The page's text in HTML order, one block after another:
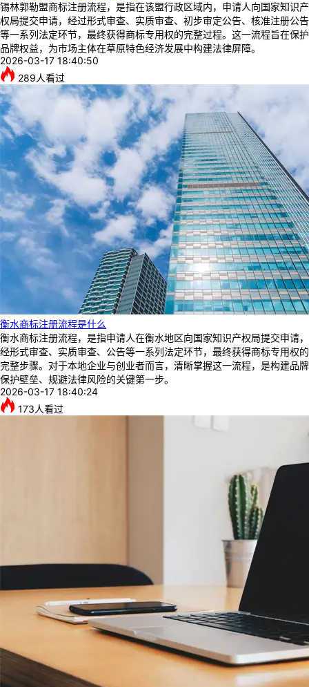
锡林郭勒盟商标注册流程，是指在该盟行政区域内，申请人向国家知识产
权局提交申请，经过形式审查、实质审查、初步审定公告、核准注册公告
等一系列法定环节，最终获得商标专用权的完整过程。这一流程旨在保护
品牌权益，为市场主体在草原特色经济发展中构建法律屏障。
2026-03-17 18:40:50
289人看过
衡水商标注册流程是什么
衡水商标注册流程，是指申请人在衡水地区向国家知识产权局提交申请，
经形式审查、实质审查、公告等一系列法定环节，最终获得商标专用权的
完整步骤。对于本地企业与创业者而言，清晰掌握这一流程，是构建品牌
保护壁垒、规避法律风险的关键第一步。
2026-03-17 18:40:24
173人看过